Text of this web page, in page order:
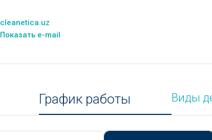
cleanetica.uz
Показать e-mail
График работы Виды